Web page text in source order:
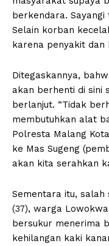
berkendara. Sayangi
Selain korban
karena penyakit dan
Ditegaskannya,
akan berhenti di sini
berlanjut. “Tidak
membutuhkan alat
Polresta Malang
ke Mas Sugeng
akan kita serahkan
Sementara itu,
(37), warga
bersukur menerima
kehilangan kaki